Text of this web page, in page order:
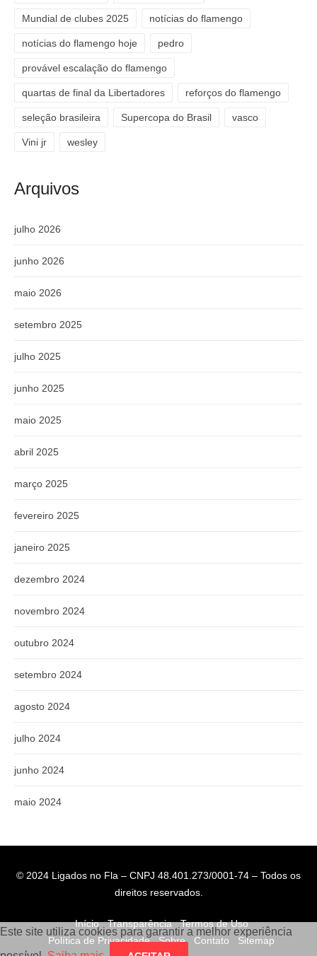
Mundial de clubes 2025 notícias do flamengo
notícias do flamengo hoje pedro
provável escalação do flamengo
quartas de final da Libertadores reforços do flamengo
seleção brasileira Supercopa do Brasil vasco
Vini jr wesley
Arquivos
julho 2026
junho 2026
maio 2026
setembro 2025
julho 2025
junho 2025
maio 2025
abril 2025
março 2025
fevereiro 2025
janeiro 2025
dezembro 2024
novembro 2024
outubro 2024
setembro 2024
agosto 2024
julho 2024
junho 2024
maio 2024
© 2024 Ligados no Fla – CNPJ 48.401.273/0001-74 – Todos os
direitos reservados.
Início Transparência
Termos de Uso
Política de Privacidade
Sobre Contato Sitemap
Este site utiliza cookies para garantir a melhor experiência